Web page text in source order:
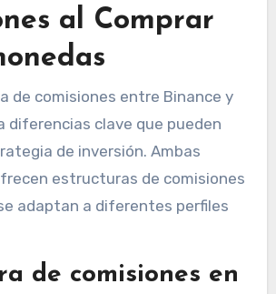
al Comprar
de comisiones entre Binance y
diferencias clave que pueden
de inversión. Ambas
estructuras de comisiones
adaptan a diferentes perfiles
de comisiones en